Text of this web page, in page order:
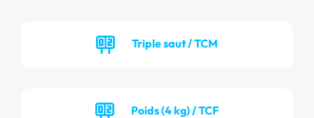
Triple saut / TCM
Poids (4 kg) / TCF